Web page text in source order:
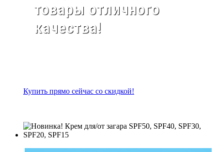
товары отличного
качества!
Купить прямо сейчас со скидкой!